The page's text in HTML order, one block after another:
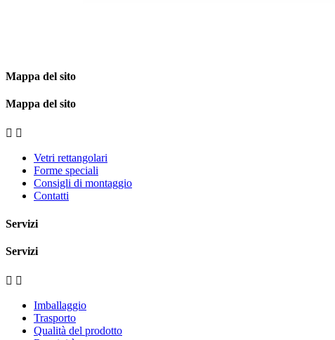
Mappa del sito
Mappa del sito
 
Vetri rettangolari
Forme speciali
Consigli di montaggio
Contatti
Servizi
Servizi
 
Imballaggio
Trasporto
Qualità del prodotto